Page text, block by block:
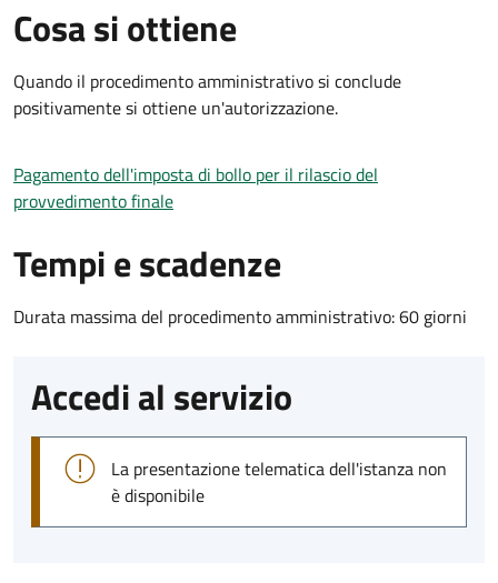
Cosa si ottiene
Quando il procedimento amministrativo si conclude
positivamente si ottiene un'autorizzazione.
Pagamento dell'imposta di bollo per il rilascio del
provvedimento finale
Tempi e scadenze
Durata massima del procedimento amministrativo: 60 giorni
Accedi al servizio
La presentazione telematica dell'istanza non
è disponibile